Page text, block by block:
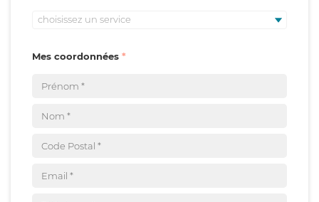
choisissez un service
Mes coordonnées